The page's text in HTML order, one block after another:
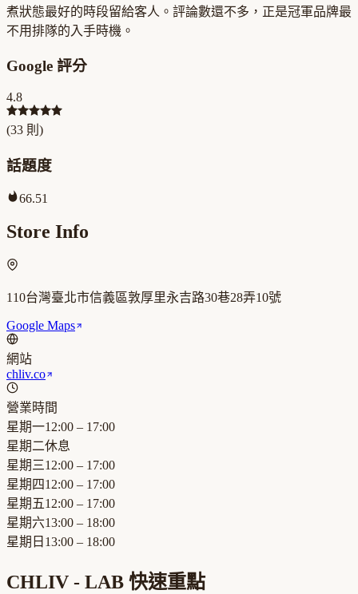
煮狀態最好的時段留給客人。評論數還不多，正是冠軍品牌最
不用排隊的入手時機。
Google 評分
4.8
(33 則)
話題度
66.51
Store Info
110台灣臺北市信義區敦厚里永吉路30巷28弄10號
Google Maps
網站
chliv.co
營業時間
星期一12:00 – 17:00
星期二休息
星期三12:00 – 17:00
星期四12:00 – 17:00
星期五12:00 – 17:00
星期六13:00 – 18:00
星期日 13:00 – 18:00
CHLIV - LAB 快速重點